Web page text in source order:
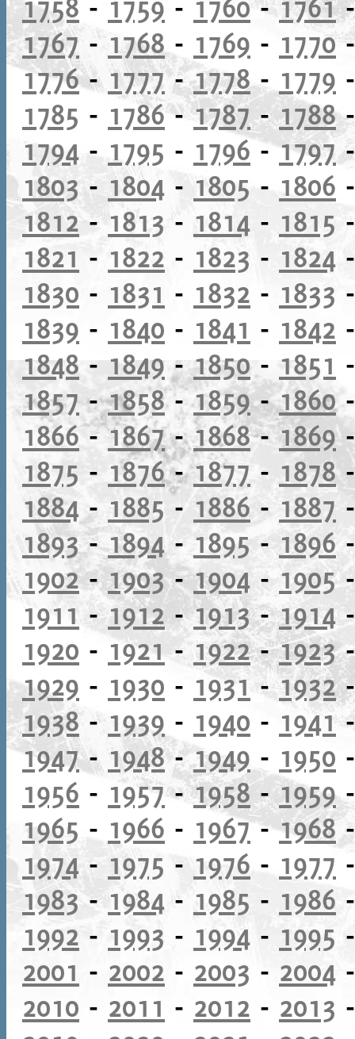
1767- 1768 - 1769 - 1770
1776- 1777-1778- 1779
1785 - 1786-1787-1788
1794 - 1795 - 1796-1797
1803- 1804 - 1805 - 1806
1812-1813 - 1814 - 1815
1821 - 1822 - 1823 - 1824
1830 - 1831 - 1832 - 1833
1839 - 1840 - 1841 - 1842
1848 - 1849 -1850- 1851
1857-1858-1859-1860
1866-1867-1868-1869
1875 - 1876-1877 - 1878
1884 -1885 - 1886 - 1887
1893-1894- 1895- 1896
1902-1903-1904-1905
1911 -1912 -1913-1914
1920 - 1921-1922-1923
1929 - 1930 - 1931-1932
1938- 1939 - 1940 - 1941
1947- 1948-1949 - 1950
1956 - 1957-1958- 1959
1965 - 1966 - 1967-1968
1974 - 1975 - 1976 - 1977
1983- 1984 - 1985 - 1986
1992 - 1993 - 1994 - 1995
2001 - 2002 - 2003 - 2004
2010 - 2011 - 2012 - 2013